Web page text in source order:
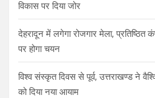
विकास पर दिया जोर
देहरादून में लगेगा रोजगार मेला, प्रतिष्ठित
पर होगा चयन
विश्व संस्कृत दिवस से पूर्व, उत्तराखण्ड ने
को दिया नया आयाम